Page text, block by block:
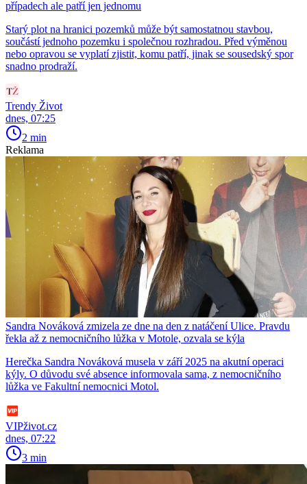
případech ale patří jen jednomu
Starý plot na hranici pozemků může být samostatnou stavbou,
součástí jednoho pozemku i společnou rozhradou. Před výměnou
nebo opravou se vyplatí zjistit, komu patří, jinak se sousedský spor
snadno prodraží.
Trendy Život
dnes, 07:25
2 min
Reklama
Sandra Nováková zmizela ze dne na den z natáčení Ulice. Pravdu
řekla až z nemocničního lůžka v Motole, ozvala se kýla
Herečka Sandra Nováková musela v září 2025 na akutní operaci
kýly. O důvodu své absence informovala sama, z nemocničního
lůžka ve Fakultní nemocnici Motol.
VIPživot.cz
dnes, 07:22
3 min